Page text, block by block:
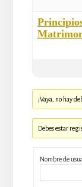
¡Vaya, no hay
Debes estar
Nombre de